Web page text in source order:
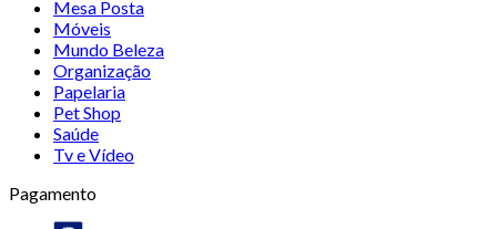
Mesa Posta
Móveis
Mundo Beleza
Organização
Papelaria
Pet Shop
Saúde
Tv e Vídeo
Pagamento